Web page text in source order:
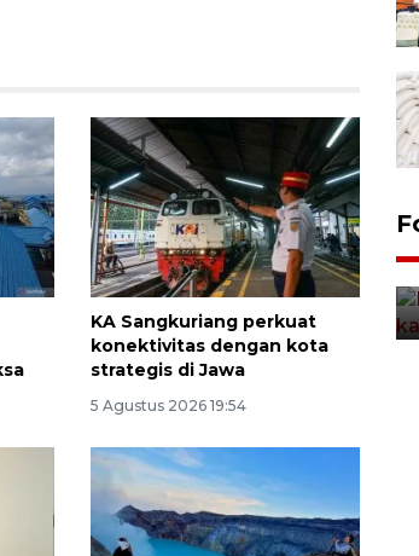
KA Sangkuriang perkuat
konektivitas dengan kota
strategis di Jawa
5 Agustus 2026 19:54
fungsi jembatan kereta api
di Jember
5 Agustus 2026 22:18